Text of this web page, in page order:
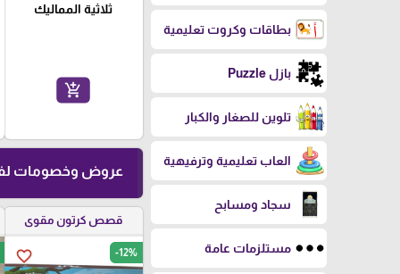
بطاقات وكروت تعليمية
بازل Puzzle
تلوين للصغار والكبار
العاب تعليمية وترفيهية
سجاد ومسابح
مستلزمات عامة
ثلاثية المماليك
add_shopping_cart
عروض وخصومات
قصص كرتون مقوى
favorite_border -12%